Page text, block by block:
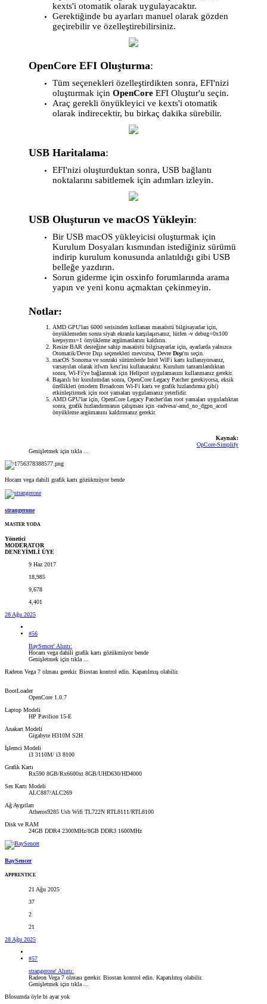
kexts'i otomatik olarak uygulayacaktır.
Gerektiğinde bu ayarları manuel olarak gözden
geçirebilir ve özelleştirebilirsiniz.
OpenCore EFI Oluşturma:
Tüm seçenekleri özelleştirdikten sonra, EFI'nizi
oluşturmak için OpenCore EFI Oluştur'u seçin.
Araç gerekli önyükleyici ve kexts'i otomatik
olarak indirecektir, bu birkaç dakika sürebilir.
USB Haritalama:
EFI'nizi oluşturduktan sonra, USB bağlantı
noktalarını sabitlemek için adımları izleyin.
USB Oluşturun ve macOS Yükleyin:
Bir USB macOS yükleyicisi oluşturmak için
Kurulum Dosyaları kısmından istediğiniz sürümü
indirip kurulum konusunda anlatıldığı gibi USB
belleğe yazdırın.
Sorun giderme için osxinfo forumlarında arama
yapın ve yeni konu açmaktan çekinmeyin.
Notlar:
AMD GPU'ları 6000 serisinden kullanan masaüstü bilgisayarlar için,
önyüklemeden sonra siyah ekranla karşılaşırsanız, lütfen -v debug=0x100
keepsyms=1 önyükleme argümanlarını kaldırın.
Resize BAR desteğine sahip masaüstü bilgisayarlar için, ayarlarda yalnızca
Otomatik/Devre Dışı seçenekleri mevcutsa, Devre Dışı'nı seçin.
macOS Sonoma ve sonraki sürümlerde Intel WiFi kartı kullanıyorsanız,
varsayılan olarak itlwm kext'ini kullanacaktır. Kurulum tamamlandıktan
sonra, Wi-Fi'ye bağlanmak için Heliport uygulamasını kullanmanız gerekir.
Başarılı bir kurulumdan sonra, OpenCore Legacy Patcher gerekiyorsa, eksik
özellikleri (modern Broadcom Wi-Fi kartı ve grafik hızlandırma gibi)
etkinleştirmek için root yamaları uygulamanız yeterlidir.
AMD GPU'lar için, OpenCore Legacy Patcher'dan root yamaları uyguladıktan
sonra, grafik hızlandırmanın çalışması için -radvesa/-amd_no_dgpu_accel
önyükleme argümanını kaldırmanız gerekir.
Kaynak:
OpCore-Simplify
Genişletmek için tıkla ...
Hocam vega dahili grafik kartı gözükmüyor bende
strangerone
MASTER YODA
Yönetici
MODERATOR
DENEYİMLİ ÜYE
9 Haz 2017
18,985
9,678
4,401
28 Ağu 2025
#56
BaySencer' Alıntı:
Hocam vega dahili grafik kartı gözükmüyor bende
Genişletmek için tıkla ...
Radeon Vega 7 olması gerekir. Biostan kontrol edin. Kapatılmış olabilir.
BootLoader
OpenCore 1.0.7
Laptop Modeli
HP Pavilion 15-E
Anakart Modeli
Gigabyte H310M S2H
İşlemci Modeli
i3 3110M/ i3 8100
Grafik Kartı
Rx590 8GB/Rx6600xt 8GB/UHD630/HD4000
Ses Kartı Modeli
ALC887/ALC269
Ağ Aygıtları
Atheros9285 Usb Wifi TL722N RTL8111/RTL8100
Disk ve RAM
24GB DDR4 2300MHz/8GB DDR3 1600MHz
BaySencer
APPRENTICE
21 Ağu 2025
37
2
21
28 Ağu 2025
#57
strangerone' Alıntı:
Radeon Vega 7 olması gerekir. Biostan kontrol edin. Kapatılmış olabilir.
Genişletmek için tıkla ...
Bİosumda öyle bi ayar yok